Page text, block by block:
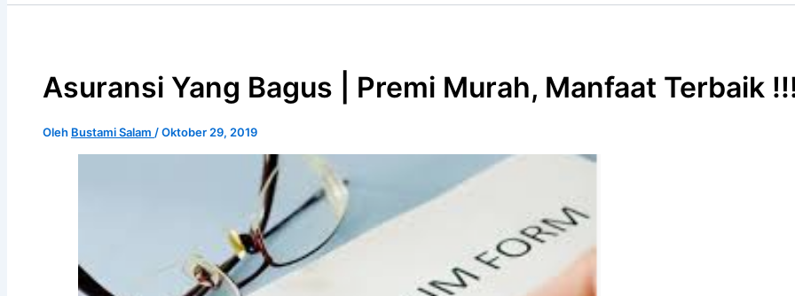
Asuransi Yang Bagus | Premi Murah, Manfaat Terbaik
Oleh Bustami Salam /Oktober 29, 2019